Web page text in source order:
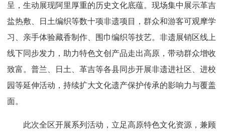
呈，生动展现阿里厚重的历史文化底蕴。现场集中展示革吉
盐热敷、日土编织等数十项非遗项目，群众和游客可观摩学
习、亲手体验藏香制作、围巾编织等技艺。非遗展销区线上
线下同步发力，助力特色文创产品走出高原，带动群众增收
致富。普兰、日土、革吉等各县同步开展非遗进社区、进校
园等延伸活动，持续扩大文化遗产保护传承的影响力与覆盖
面。
此次全区开展系列活动，立足高原特色文化资源，兼顾